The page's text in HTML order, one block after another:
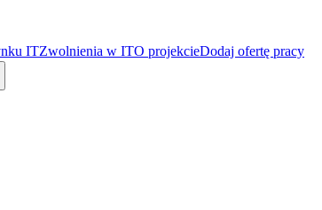
ITZwolnienia w ITO projekcieDodaj ofertę pracy